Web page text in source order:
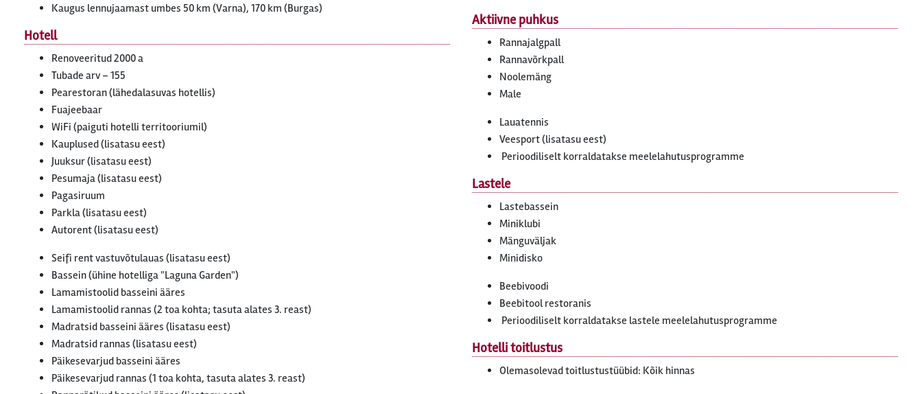
Kaugus lennujaamast umbes 50 km (Varna), 170 km (Burgas)
Hotell
Renoveeritud 2000 a
Tubade arv – 155
Pearestoran (lähedalasuvas hotellis)
Fuajeebaar
WiFi (paiguti hotelli territooriumil)
Kauplused (lisatasu eest)
Juuksur (lisatasu eest)
Pesumaja (lisatasu eest)
Pagasiruum
Parkla (lisatasu eest)
Autorent (lisatasu eest)
Seifi rent vastuvõtulauas (lisatasu eest)
Bassein (ühine hotelliga "Laguna Garden")
Lamamistoolid basseini ääres
Lamamistoolid rannas (2 toa kohta; tasuta alates 3. reast)
Madratsid basseini ääres (lisatasu eest)
Madratsid rannas (lisatasu eest)
Päikesevarjud basseini ääres
Päikesevarjud rannas (1 toa kohta, tasuta alates 3. reast)
Aktiivne puhkus
Rannajalgpall
Rannavõrkpall
Noolemäng
Male
Lauatennis
Veesport (lisatasu eest)
Perioodiliselt korraldatakse meelelahutusprogramme
Lastele
Lastebassein
Miniklubi
Mänguväljak
Minidisko
Beebivoodi
Beebitool restoranis
Perioodiliselt korraldatakse lastele meelelahutusprogramme
Hotelli toitlustus
Olemasolevad toitlustustüübid: Kõik hinnas